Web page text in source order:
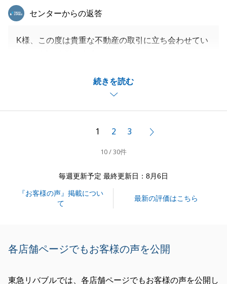
続きを読む
東急リバブル
センターからの返答
K様、この度は貴重な不動産の取引に立ち会わせてい
初心を忘れず常にお客様の立場で対応させていただき
今後とも宜しくお願いいたします。
閉じる
1 2 3
10 / 30件
毎週更新予定 最終更新日：8月6日
『お客様の声』掲載につい
て
最新の評価はこちら
各店舗ページでもお客様の声を公開
東急リバブルでは、各店舗ページでもお客様の声を公開し